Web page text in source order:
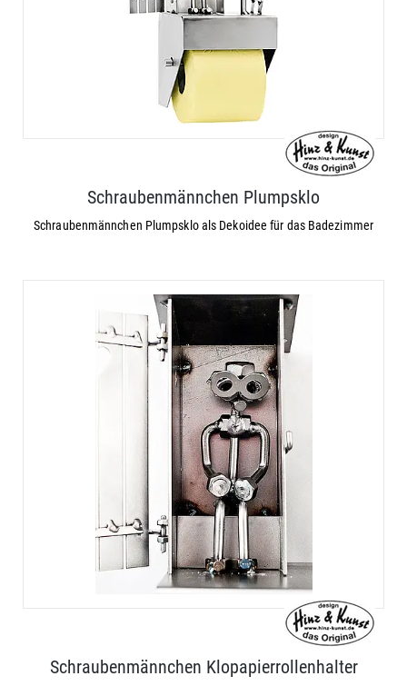
Schraubenmännchen Plumpsklo
Schraubenmännchen Plumpsklo als Dekoidee für das Badezimmer
Schraubenmännchen Klopapierrollenhalter